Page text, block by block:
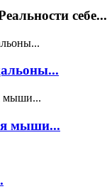
себе...
мыши...